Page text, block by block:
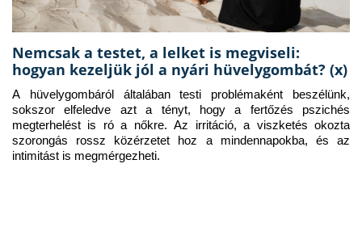
Nemcsak a testet, a lelket is megviseli:
hogyan kezeljük jól a nyári hüvelygombát? (x)
A hüvelygombáról általában testi problémaként beszélünk,
sokszor elfeledve azt a tényt, hogy a fertőzés pszichés
megterhelést is ró a nőkre. Az irritáció, a viszketés okozta
szorongás rossz közérzetet hoz a mindennapokba, és az
intimitást is megmérgezheti.